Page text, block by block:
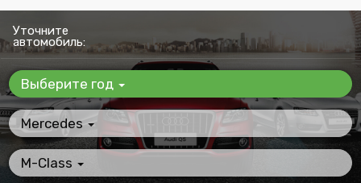
Уточните
автомобиль:
Выберите год
Mercedes
M-Class